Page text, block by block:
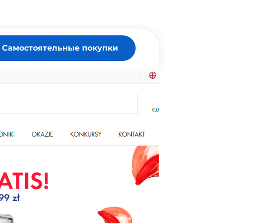
Самостоятельные покупки